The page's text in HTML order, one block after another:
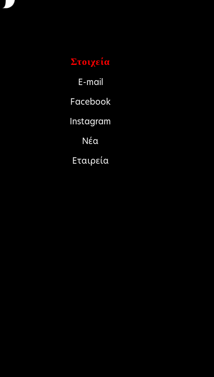
Στοιχεία
E-mail
Facebook
Instagram
Νέα
Εταιρεία